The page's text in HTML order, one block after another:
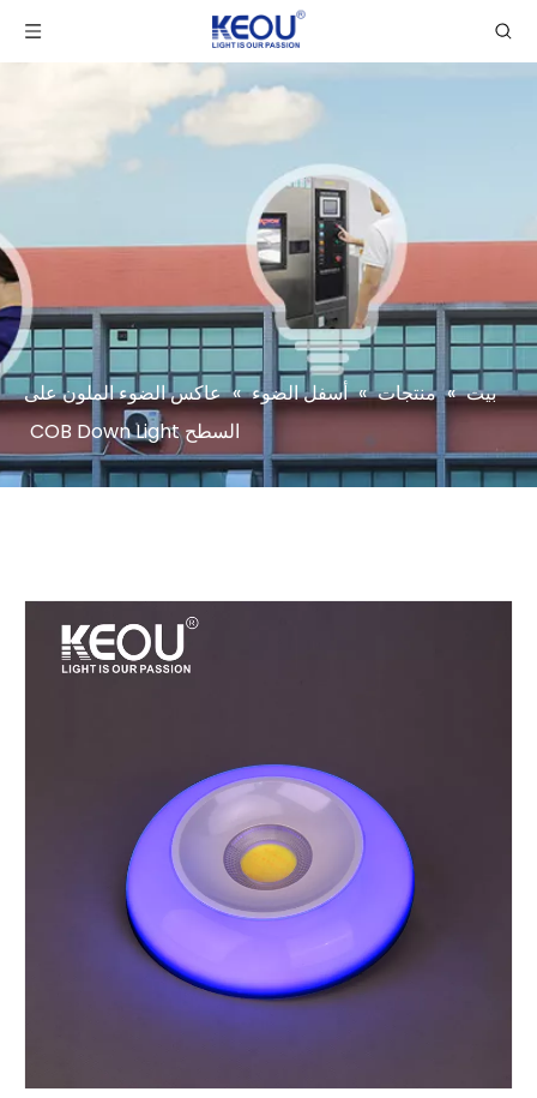
بيت » منتجات » أسفل الضوء » عاكس الضوء الملون على
السطح COB Down Light